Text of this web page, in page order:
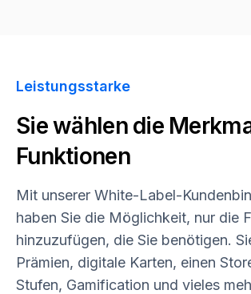
Leistungsstarke
Sie wählen die
Funktionen
Mit unserer White-Label-
haben Sie die Möglichkeit, nur die
hinzuzufügen, die Sie benötigen.
Prämien, digitale Karten, einen
Stufen, Gamification und vieles